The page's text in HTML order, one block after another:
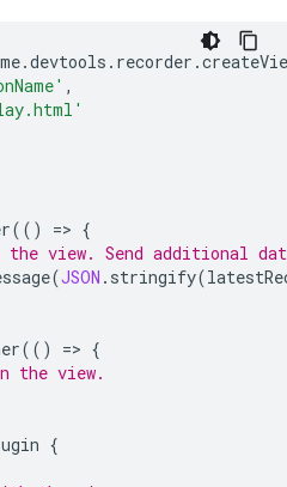
.devtools . recorder .
,
(() => {
the view. Send additional
(JSON . stringify(
(() => {
the view.
{